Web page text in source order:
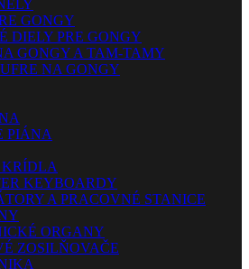
GONGY
DIELY PRE GONGY
GONGY A TAM-TAMY
NA GONGY
PIÁNA
KEYBOARDY
A PRACOVNÉ STANICE
ORGANY
ZOSILŇOVAČE